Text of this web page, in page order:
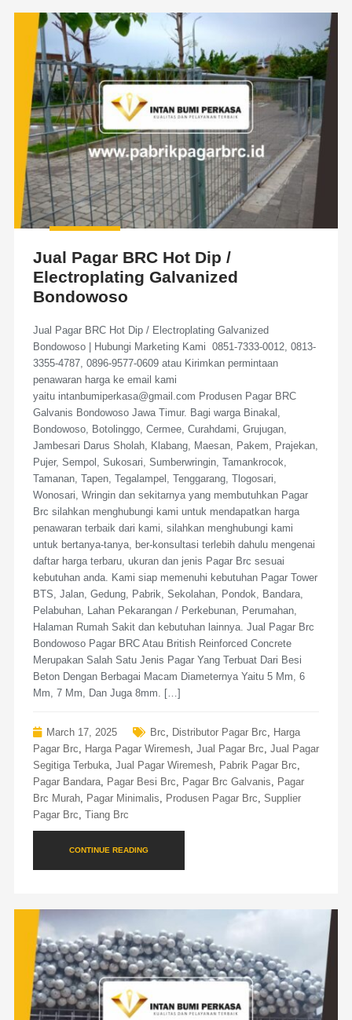
Jual Pagar BRC Hot Dip /
Electroplating Galvanized
Bondowoso
Jual Pagar BRC Hot Dip / Electroplating Galvanized
Bondowoso | Hubungi Marketing Kami 0851-7333-0012, 0813-
3355-4787, 0896-9577-0609 atau Kirimkan permintaan
penawaran harga ke email kami
yaitu intanbumiperkasa@gmail.com Produsen Pagar BRC
Galvanis Bondowoso Jawa Timur. Bagi warga Binakal,
Bondowoso, Botolinggo, Cermee, Curahdami, Grujugan,
Jambesari Darus Sholah, Klabang, Maesan, Pakem, Prajekan,
Pujer, Sempol, Sukosari, Sumberwringin, Tamankrocok,
Tamanan, Tapen, Tegalampel, Tenggarang, Tlogosari,
Wonosari, Wringin dan sekitarnya yang membutuhkan Pagar
Brc silahkan menghubungi kami untuk mendapatkan harga
penawaran terbaik dari kami, silahkan menghubungi kami
untuk bertanya-tanya, ber-konsultasi terlebih dahulu mengenai
daftar harga terbaru, ukuran dan jenis Pagar Brc sesuai
kebutuhan anda. Kami siap memenuhi kebutuhan Pagar Tower
BTS, Jalan, Gedung, Pabrik, Sekolahan, Pondok, Bandara,
Pelabuhan, Lahan Pekarangan / Perkebunan, Perumahan,
Halaman Rumah Sakit dan kebutuhan lainnya. Jual Pagar Brc
Bondowoso Pagar BRC Atau British Reinforced Concrete
Merupakan Salah Satu Jenis Pagar Yang Terbuat Dari Besi
Beton Dengan Berbagai Macam Diameternya Yaitu 5 Mm, 6
Mm, 7 Mm, Dan Juga 8mm. […]
March 17, 2025 Brc Distributor Pagar Brc
Harga
Pagar Brc
Harga Pagar Wiremesh, Jual Pagar Brc Jual Pagar
Segitiga Terbuka, Jual Pagar Wiremesh, Pabrik Pagar Brc
Pagar Bandara, Pagar Besi Brc Pagar Brc Galvanis
Pagar
Brc Murah, Pagar Minimalis Produsen Pagar Brc Supplier
Pagar Brc Tiang Brc
CONTINUE READING